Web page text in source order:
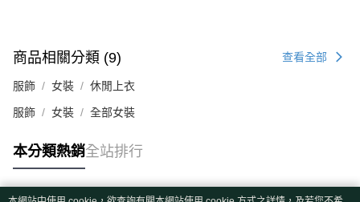
商品相關分類 (9) 查看全部
服飾 女裝 休閒上衣
服飾 女裝 全部女裝
本分類熱銷全站排行